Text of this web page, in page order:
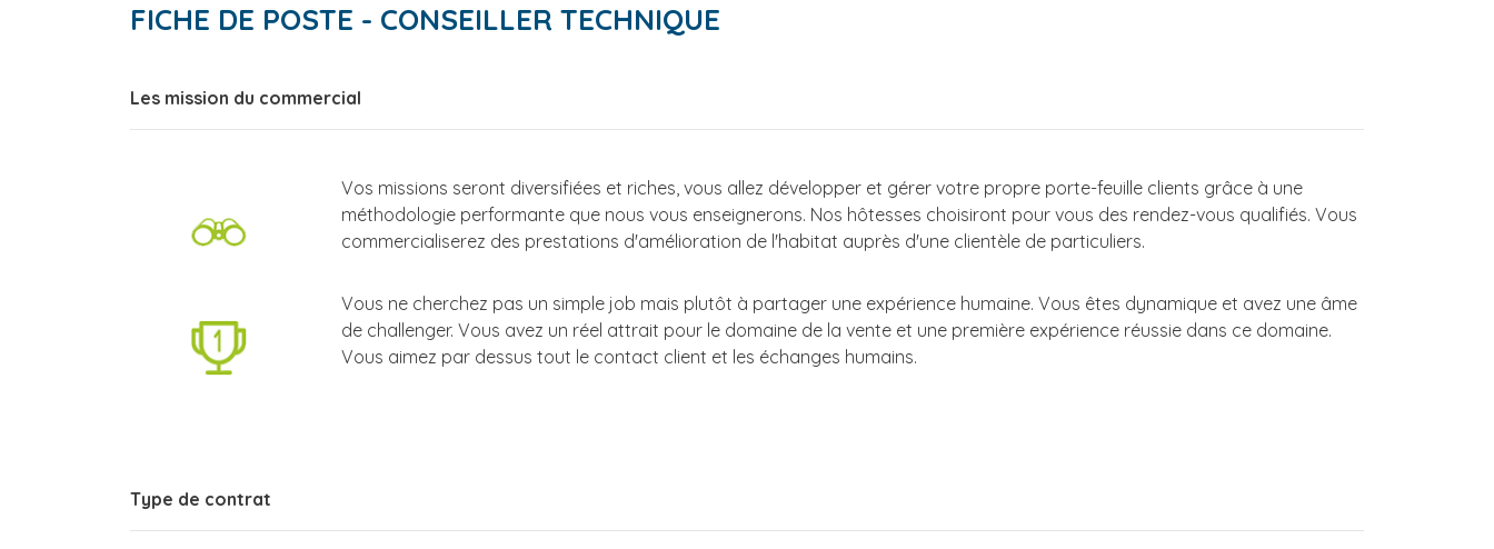
FICHE DE POSTE - CONSEILLER TECHNIQUE
Les mission du commercial
Vos missions seront diversifiées et riches, vous allez développer et gérer votre propre porte-feuille clients grâce à une
méthodologie performante que nous vous enseignerons. Nos hôtesses choisiront pour vous des rendez-vous qualifiés. Vous
commercialiserez des prestations d'amélioration de l'habitat auprès d'une clientèle de particuliers.
Vous ne cherchez pas un simple job mais plutôt à partager une expérience humaine. Vous êtes dynamique et avez une âme
de challenger. Vous avez un réel attrait pour le domaine de la vente et une première expérience réussie dans ce domaine.
Vous aimez par dessus tout le contact client et les échanges humains.
Type de contrat